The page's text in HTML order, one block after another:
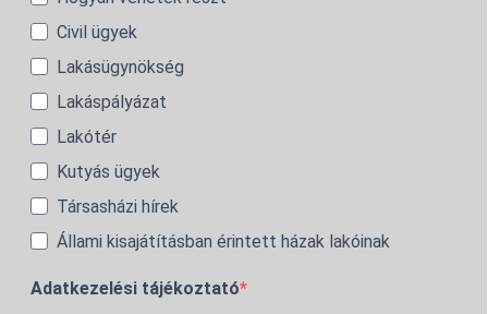
Civil ügyek
Lakásügynökség
Lakáspályázat
Lakótér
Kutyás ügyek
Társasházi hírek
Állami kisajátításban érintett házak lakóinak
Adatkezelési tájékoztató